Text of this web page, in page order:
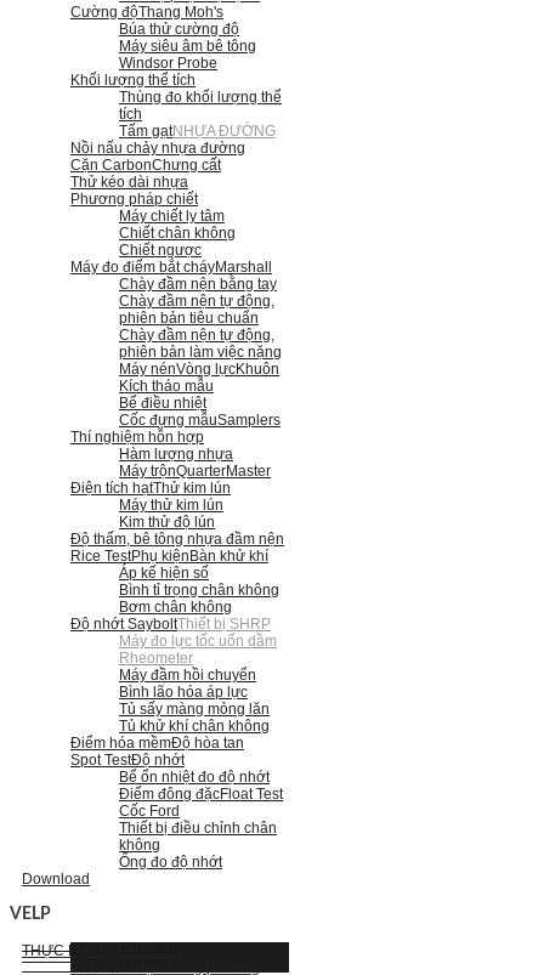
Cường độThang Moh's
Búa thử cường độ
Máy siêu âm bê tông
Windsor Probe
Khối lượng thể tích
Thùng đo khối lượng thể
tích
Tấm gạtNHỰA ĐƯỜNG
Nồi nấu chảy nhựa đường
Cặn CarbonChưng cất
Thử kéo dài nhựa
Phương pháp chiết
Máy chiết ly tâm
Chiết chân không
Chiết ngược
Máy đo điểm bắt cháyMarshall
Chày đầm nện bằng tay
Chày đầm nện tự động,
phiên bản tiêu chuẩn
Chày đầm nện tự động,
phiên bản làm việc nặng
Máy nénVòng lựcKhuôn
Kích tháo mẫu
Bể điều nhiệt
Cốc đựng mẫuSamplers
Thí nghiệm hỗn hợp
Hàm lượng nhựa
Máy trộnQuarterMaster
Điện tích hạtThử kim lún
Máy thử kim lún
Kim thử độ lún
Độ thấm, bê tông nhựa đầm nện
Rice TestPhụ kiện Bàn khử khí
Áp kế hiện số
Bình tỉ trọng chân không
Bơm chân không
Độ nhớt SayboltThiết bị SHRP
Máy đo lực tốc uốn dầm
Rheometer
Máy đầm hồi chuyển
Bình lão hóa áp lực
Tủ sấy màng mỏng lăn
Tủ khử khí chân không
Điểm hóa mềmĐộ hòa tan
Spot TestĐộ nhớt
Bể ổn nhiệt đo độ nhớt
Điểm đông đặcFloat Test
Cốc Ford
Thiết bị điều chỉnh chân
không
Ống đo độ nhớt
Download
VELP
THỰC PHẨM-THỨC ĂN